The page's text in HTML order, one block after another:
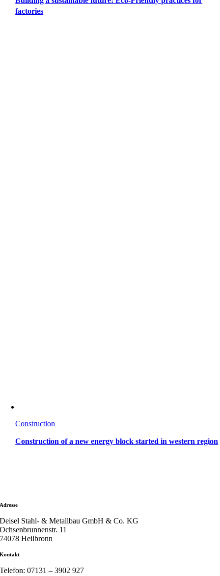
factories
Construction
Construction of a new energy block started in western region
Adresse
Deisel Stahl- & Metallbau GmbH & Co. KG
Ochsenbrunnenstr. 11
74078 Heilbronn
Kontakt
Telefon: 07131 – 3902 927